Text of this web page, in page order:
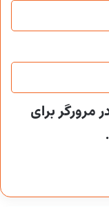
مرورگر برای